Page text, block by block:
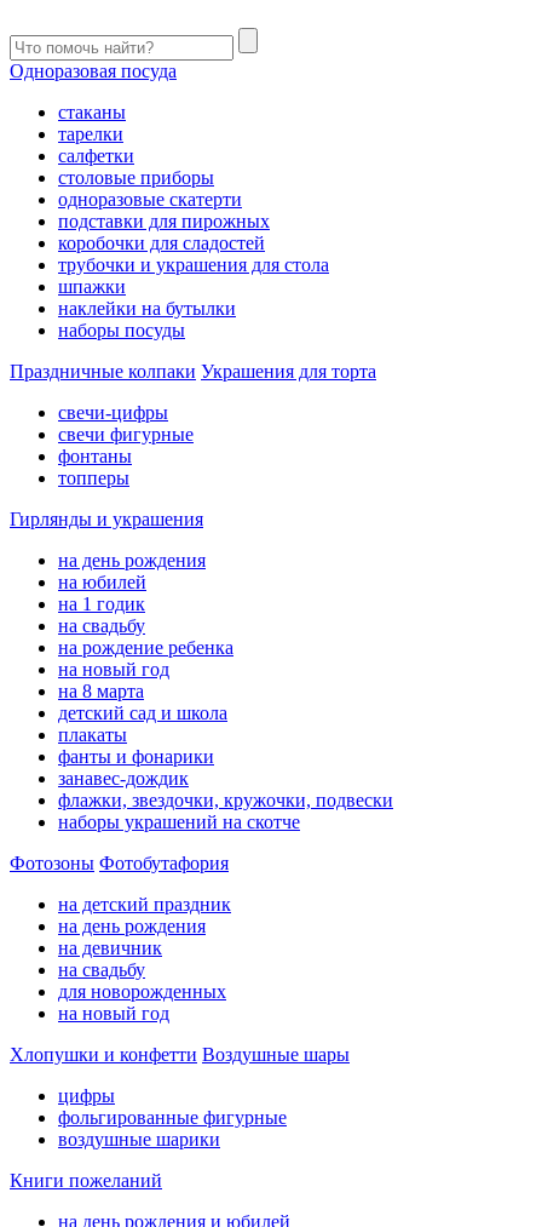
Одноразовая посуда
стаканы
тарелки
салфетки
столовые приборы
одноразовые скатерти
подставки для пирожных
коробочки для сладостей
трубочки и украшения для стола
шпажки
наклейки на бутылки
наборы посуды
Праздничные колпаки Украшения для торта
свечи-цифры
свечи фигурные
фонтаны
топперы
Гирлянды и украшения
на день рождения
на юбилей
на 1 годик
на свадьбу
на рождение ребенка
на новый год
на 8 марта
детский сад и школа
плакаты
фанты и фонарики
занавес-дождик
флажки, звездочки, кружочки, подвески
наборы украшений на скотче
Фотозоны Фотобутафория
на детский праздник
на день рождения
на девичник
на свадьбу
для новорожденных
на новый год
Хлопушки и конфетти Воздушные шары
цифры
фольгированные фигурные
воздушные шарики
Книги пожеланий
на день рождения и юбилей